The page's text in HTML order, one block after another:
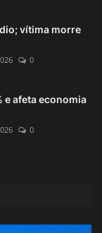
vítima morre
0
e afeta economia
0